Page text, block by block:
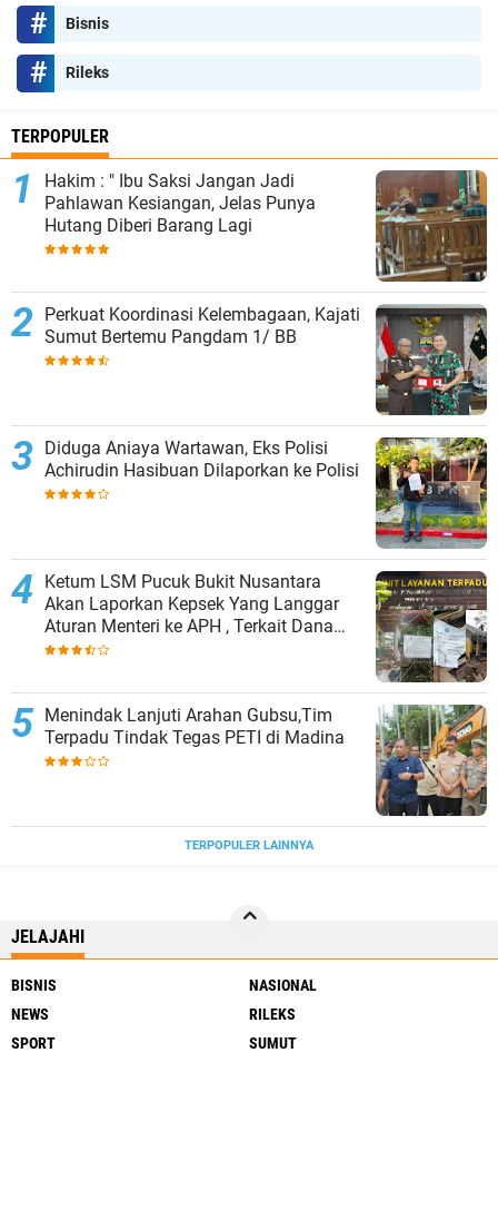
Bisnis
Rileks
TERPOPULER
Hakim : " Ibu Saksi Jangan Jadi
Pahlawan Kesiangan, Jelas Punya
Hutang Diberi Barang Lagi
Perkuat Koordinasi Kelembagaan, Kajati
Sumut Bertemu Pangdam 1/ BB
Diduga Aniaya Wartawan, Eks Polisi
Achirudin Hasibuan Dilaporkan ke Polisi
Ketum LSM Pucuk Bukit Nusantara
Akan Laporkan Kepsek Yang Langgar
Aturan Menteri ke APH , Terkait Dana
Revitalisasi Sekolah
Menindak Lanjuti Arahan Gubsu,Tim
Terpadu Tindak Tegas PETI di Madina
TERPOPULER LAINNYA
JELAJAHI
BISNIS
NASIONAL
NEWS
RILEKS
SPORT
SUMUT